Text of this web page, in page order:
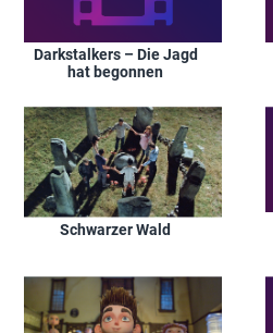
Darkstalkers – Die Jagd
hat begonnen
Schwarzer Wald